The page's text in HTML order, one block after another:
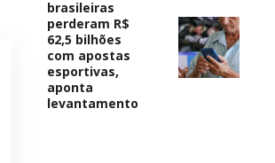
brasileiras
perderam R$
62,5 bilhões
com apostas
esportivas,
aponta
levantamento